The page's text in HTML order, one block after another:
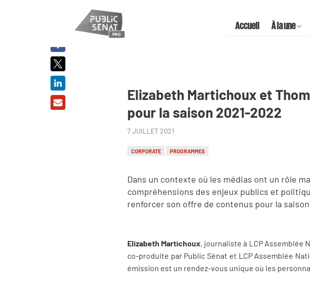
Accueil À la une
Elizabeth Martichoux et
pour la saison 2021-2022
7 JUILLET 2021
CORPORATE PROGRAMMES
Dans un contexte où les médias ont un rôle
compréhensions des enjeux publics et
renforcer son offre de contenus pour la
Elizabeth Martichoux, journaliste à LCP Assemblée
co-produite par Public Sénat et LCP Assemblée
émission est un rendez-vous unique où les